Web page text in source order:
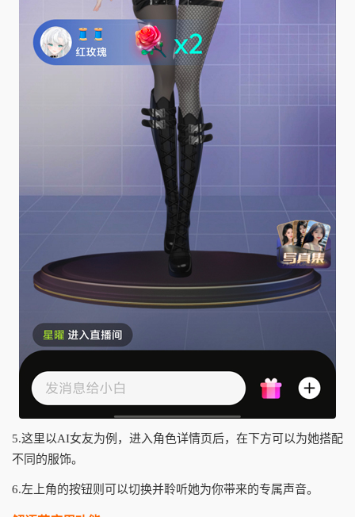
5.这里以AI女友为例，进入角色详情页后，在下方可以为她搭配
不同的服饰。
6.左上角的按钮则可以切换并聆听她为你带来的专属声音。